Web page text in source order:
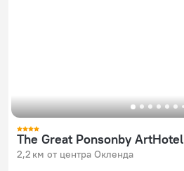
The Great Ponsonby ArtHotel
2,2 км от центра Окленда